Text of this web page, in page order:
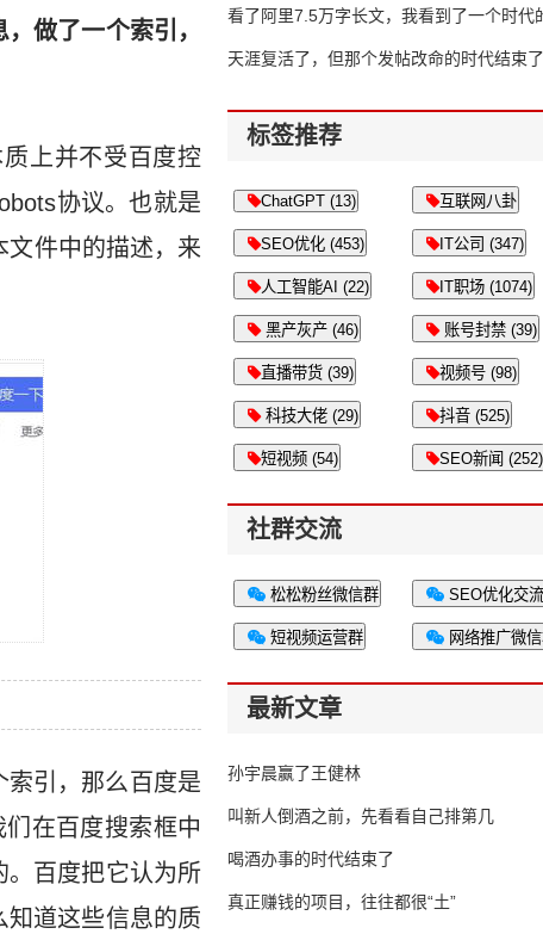
做了一个索引，
上并不受百度控
协议。也就是
文件中的描述，来
引，那么百度是
在百度搜索框中
。百度把它认为所
道这些信息的质
了
看了阿里7.5万字长文，我看到了一个时代
天涯复活了，但那个发帖改命的时代结束了
标签推荐
ChatGPT (13) 互联网八卦
SEO优化 (453) IT公司 (347)
人工智能AI (22) IT职场 (1074)
黑产灰产 (46) 账号封禁 (39)
直播带货 (39) 视频号 (98)
科技大佬 (29) 抖音 (525)
短视频 (54) SEO新闻 (252)
社群交流
松松粉丝微信群 SEO优化交
短视频运营群 网络推广微
最新文章
孙宇晨赢了王健林
叫新人倒酒之前，先看看自己排第几
喝酒办事的时代结束了
真正赚钱的项目，往往都很“土”